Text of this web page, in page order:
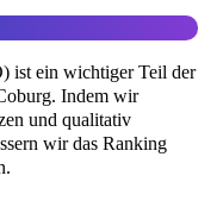
ist ein wichtiger Teil der
Indem wir
und qualitativ
wir das Ranking